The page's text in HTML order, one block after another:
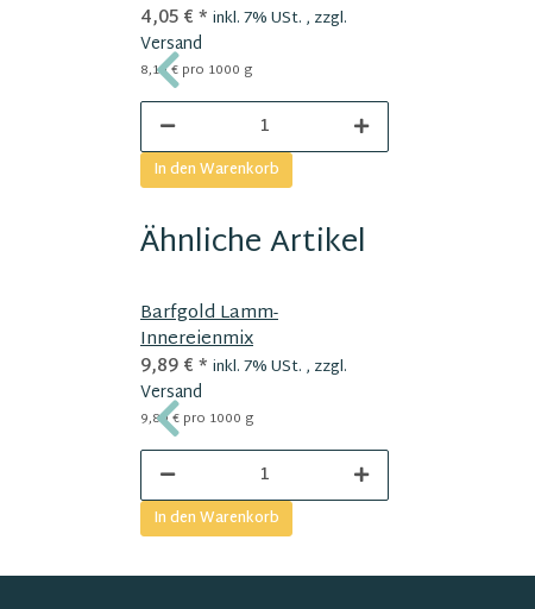
4,05 €* inkl. 7% USt. , zzgl.
Versand
8,10 € pro 1000 g
In den Warenkorb
Ähnliche Artikel
Barfgold Lamm-
Innereienmix
9,89 €* inkl. 7% USt. , zzgl.
Versand
9,89 € pro 1000 g
In den Warenkorb